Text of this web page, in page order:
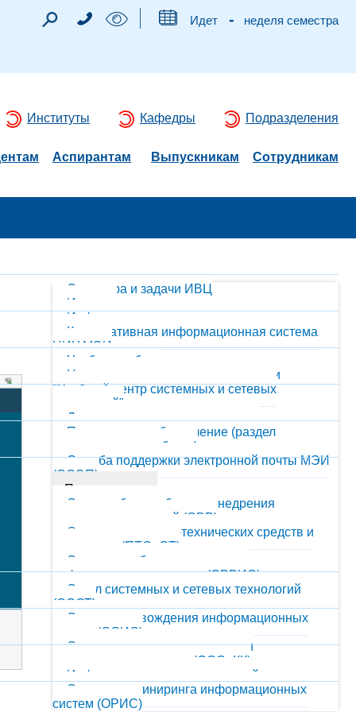
Идет - неделя семестра
Институты Кафедры Подразделения
Аспирантам Выпускникам Сотрудникам
Структура и задачи ИВЦ
История
Информационно-вычислительная сеть
Корпоративная информационная система
НИУ МЭИ
Учебная работа
Центр подготовки и переподготовки
"Учебный центр системных и сетевых
технологий"
Документы, статьи, презентации
Программное обеспечение (раздел
находится в разработке)
Служба поддержки электронной почты МЭИ
(ОСЭП)
Подразделения
Отдел веб-разработки и внедрения
портальных решений (ОВР)
Отдел программно-технических средств и
оргтехники (ПТСиОТ)
Отдел разработки и внедрения
информационных систем (ОРВИС)
Отдел системных и сетевых технологий
(ОССТ)
Отдел сопровожде­ния информационных
систем (ОСИС)
Отдел сопровождения систем и
компьютерных классов (ОССиКК)
Информационно-аналитический отдел
Отдел реинжиниринга информационных
систем (ОРИС)